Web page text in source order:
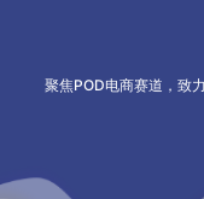
聚焦POD电商赛道，致